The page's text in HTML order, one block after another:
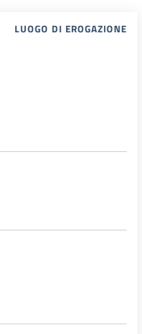
LUOGO DI EROGAZIONE